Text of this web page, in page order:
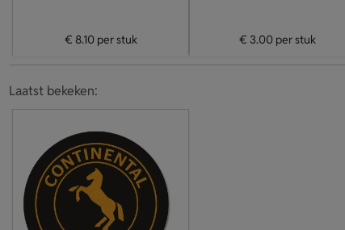
€ 8.10 per stuk € 3.00 per stuk
Laatst bekeken: